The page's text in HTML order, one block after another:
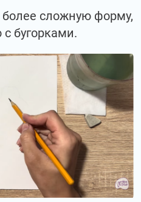
сложную форму,
бугорками.